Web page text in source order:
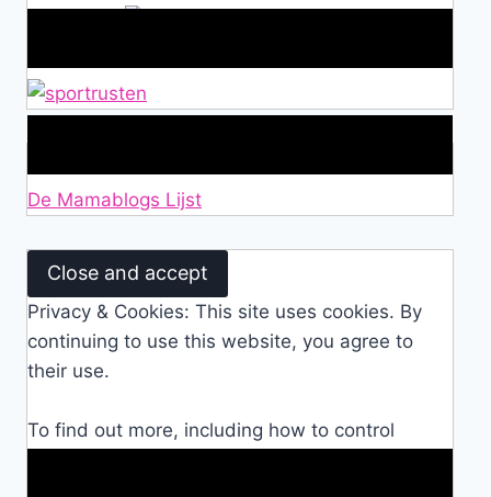
De Mamablogs Lijst
Privacy & Cookies: This site uses cookies. By
continuing to use this website, you agree to
their use.
To find out more, including how to control